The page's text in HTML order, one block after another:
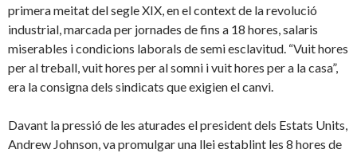
primera meitat del segle XIX, en el context de la revolució
industrial, marcada per jornades de fins a 18 hores, salaris
miserables i condicions laborals de semi esclavitud. “Vuit hores
per al treball, vuit hores per al somni i vuit hores per a la casa”,
era la consigna dels sindicats que exigien el canvi.
Davant la pressió de les aturades el president dels Estats Units,
Andrew Johnson, va promulgar una llei establint les 8 hores de